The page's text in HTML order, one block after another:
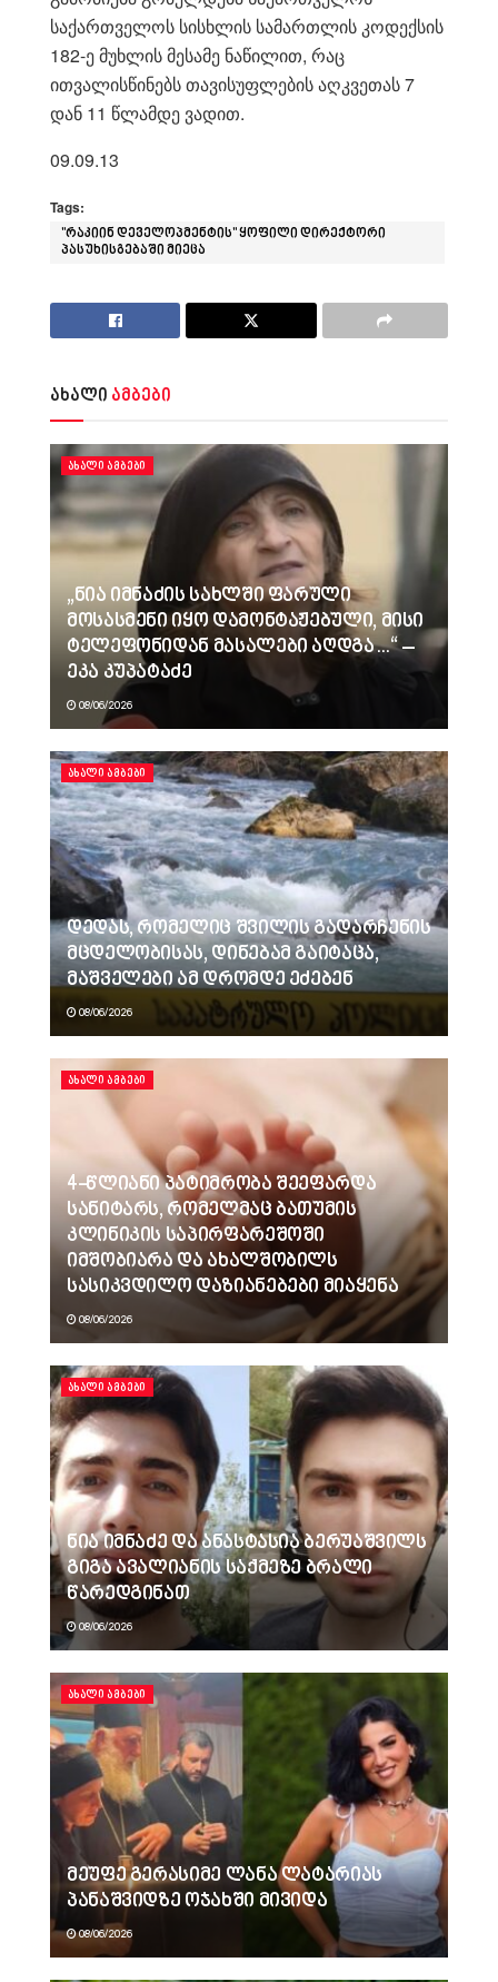
საქართველოს სისხლის სამართლის კოდექსის
182-ე მუხლის მესამე ნაწილით, რაც
ითვალისწინებს თავისუფლების აღკვეთას 7
დან 11 წლამდე ვადით.
09.09.13
Tags:
"რაკიინ დეველოპმენტის" ყოფილი დირექტორი
პასუხისგებაში მიეცა
ახალი ამბები
ᲐᲮᲐᲚᲘ ᲐᲛᲑᲔᲑᲘ
„ნია იმნაძის სახლში ფარული
მოსასმენი იყო დამონტაჟებული, მისი
ტელეფონიდან მასალები აღდგა…“ –
ეკა კუპატაძე
08/06/2026
ᲐᲮᲐᲚᲘ ᲐᲛᲑᲔᲑᲘ
დედას, რომელიც შვილის გადარჩენის
მცდელობისას, დინებამ გაიტაცა,
მაშველები ამ დრომდე ეძებენ
08/06/2026
ᲐᲮᲐᲚᲘ ᲐᲛᲑᲔᲑᲘ
4-წლიანი პატიმრობა შეეფარდა
სანიტარს, რომელმაც ბათუმის
კლინიკის საპირფარეშოში
იმშობიარა და ახალშობილს
სასიკვდილო დაზიანებები მიაყენა
08/06/2026
ᲐᲮᲐᲚᲘ ᲐᲛᲑᲔᲑᲘ
ნია იმნაძე და ანასტასია ბერუაშვილს
გიგა ავალიანის საქმეზე ბრალი
წარედგინათ
08/06/2026
ᲐᲮᲐᲚᲘ ᲐᲛᲑᲔᲑᲘ
მეუფე გერასიმე ლანა ლატარიას
პანაშვიდზე ოჯახში მივიდა
08/06/2026